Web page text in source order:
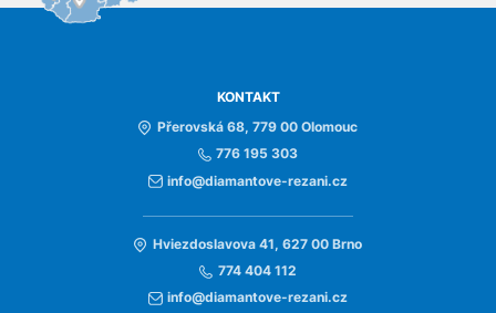
KONTAKT
Přerovská 68, 779 00 Olomouc
776 195 303
info@diamantove-rezani.cz
Hviezdoslavova 41, 627 00 Brno
774 404 112
info@diamantove-rezani.cz